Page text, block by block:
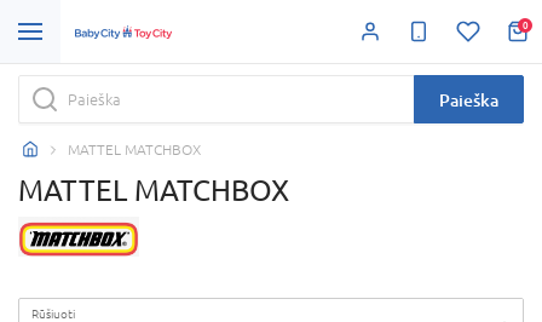
0
Paieška
MATTEL MATCHBOX
MATTEL MATCHBOX
Rūšiuoti